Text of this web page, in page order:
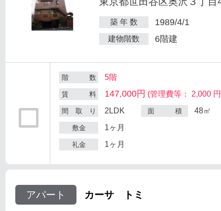
築 年 数 1989/4/1
建物階数 6階建
階 数 5階
賃 料 147,000円 (管理費等： 2,000
間 取 り 2LDK 面 積 48㎡
敷金 1ヶ月
礼金 1ヶ月
アパート カーサ トミ